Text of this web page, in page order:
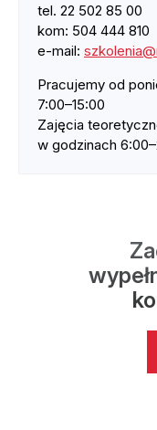
tel. 22 502 85 00
kom: 504 444 810
e-mail:
Pracujemy od
7:00–15:00
Zajęcia
w godzinach